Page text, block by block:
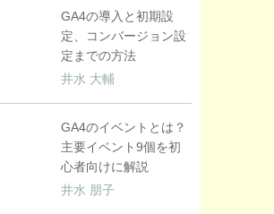
GA4の導入と初期設
定、コンバージョン設
定までの方法
井水 大輔
GA4のイベントとは？
主要イベント9個を初
心者向けに解説
井水 朋子